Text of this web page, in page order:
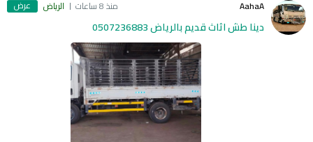
AahaA منذ 8 ساعات الرياض عرض
دينا طش اثاث قديم بالرياض 0507236883